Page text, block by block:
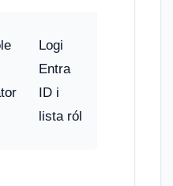
Logi
Entra
ID i
lista ról